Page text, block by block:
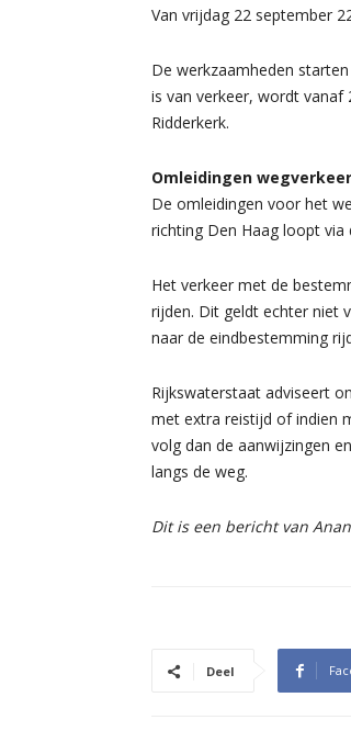
Van vrijdag 22 september
De werkzaamheden
is van verkeer, wordt
Ridderkerk.
Omleidingen wegverkeer
De omleidingen voor het
richting Den Haag loopt
Het verkeer met de
rijden. Dit geldt echter niet
naar de eindbestemming
Rijkswaterstaat adviseert
met extra reistijd of indien
volg dan de aanwijzingen
langs de weg.
Dit is een bericht van
Deel